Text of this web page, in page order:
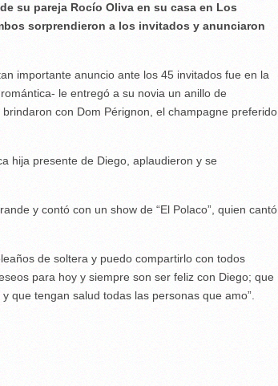
su pareja Rocío Oliva en su casa en Los
sorprendieron a los invitados y anunciaron
importante anuncio ante los 45 invitados fue en la
le entregó a su novia un anillo de
con Dom Pérignon, el champagne preferido
hija presente de Diego, aplaudieron y se
y contó con un show de “El Polaco”, quien cantó
de soltera y puedo compartirlo con todos
para hoy y siempre son ser feliz con Diego; que
que tengan salud todas las personas que amo”.